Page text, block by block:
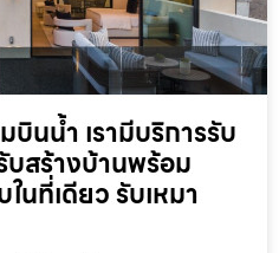
นน้ำ เรามีบริการรับ
บสร้างบ้านพร้อม
นที่เดียว รับเหมา